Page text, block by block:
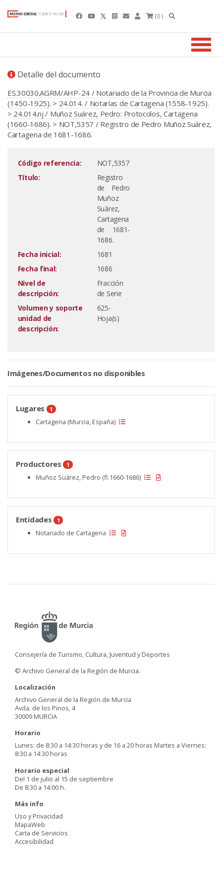
(0 )
Detalle del documento
ES.30030.AGRM/AHP-24 / Notariado de la Provincia de Murcia
(1450-1925). > 24.014. / Notarías de Cartagena (1558-1925).
> 24.014.nj / Muñoz Suárez, Pedro: Protocolos, Cartagena
(1660-1686). > NOT,5357 / Registro de Pedro Muñoz Suárez,
Cartagena de 1681-1686.
Código referencia:
NOT,5357
Título:
Registro
de Pedro
Muñoz
Suárez,
Cartagena
de 1681-
1686.
Fecha inicial:
1681
Fecha final:
1686
Nivel de
descripción:
Fracción
de Serie
Volumen y soporte
unidad de
descripción:
625-
Hoja(s)
Imágenes/Documentos no disponibles
Lugares 1
Cartagena (Murcia, España)
Productores 1
Muñoz Suárez, Pedro (fl.1660-1686)
Entidades 1
Notariado de Cartagena
Consejería de Turismo, Cultura, Juventud y Deportes
© Archivo General de la Región de Murcia.
Localización
Archivo General de la Región de Murcia
Avda. de los Pinos, 4
30009 MURCIA
Horario
Lunes: de 8:30 a 14:30 horas y de 16 a 20 horas Martes a Viernes:
8:30 a 14:30 horas
Horario especial
Del 1 de julio al 15 de septiembre
De 8:30 a 14:00 h.
Más info
Uso y Privacidad
MapaWeb
Carta de Servicios
Accesibilidad